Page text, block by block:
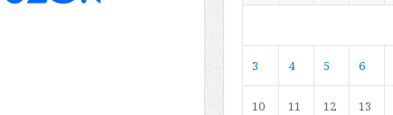
3 4 5 6
10 11 12 13